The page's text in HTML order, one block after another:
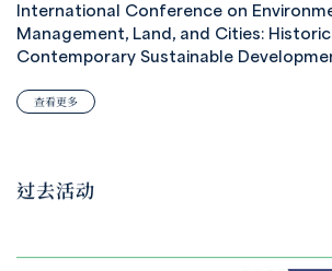
International Conference on
Management, Land, and Cities:
Contemporary Sustainable
查看更多
过去活动